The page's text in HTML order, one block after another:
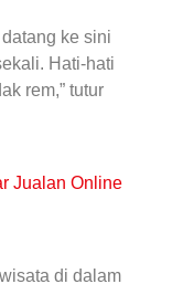
ke sini
Hati-hati
rem,” tutur
Jualan Online
di dalam